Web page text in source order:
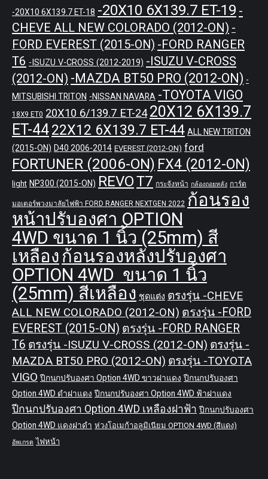
-20X10 6X139.7 ET-18 -20X10 6X139.7 ET-19 -
CHEVE ALL NEW COLORADO (2012-ON) -
FORD EVEREST (2015-ON) -FORD RANGER
T6 -ISUZU V-CROSS (2012-2019) -ISUZU V-CROSS
(2012-ON) -MAZDA BT50 PRO (2012-ON) -
MITSUBISHI TRITON -NISSAN NAVARA -TOYOTA VIGO
18X9 ET0 20X10 6/139.7 ET-24 20X12 6X139.7
ET-4422X12 6X139.7 ET-44 ALL NEW TRITON
(2015-ON) D40 2006-2014 EVEREST (2012-ON) ford
FORTUNER (2006-ON) FX4 (2012-ON)
light NP300 (2015-ON) REVOT7 กระจังหน้า กล้องถอยหลัง การ์ด
มอเตอร์พวงมาลัยไฟฟ้า FORD RANGER NEXTGEN 2022 ก้อนรอง
หน้าปรับองศา OPTION
4WD ขนาด 1 นิ้ว (25mm) สี
เหลือง ก้อนรองหลังปรับองศา
OPTION 4WD ขนาด 1 นิ้ว
(25mm) สีเหลือง ชุดแต่ง ตรงรุ่น -CHEVE
ALL NEW COLORADO (2012-ON) ตรงรุ่น -FORD
EVEREST (2015-ON) ตรงรุ่น -FORD RANGER
T6 ตรงรุ่น -ISUZU V-CROSS (2012-ON) ตรงรุ่น -
MAZDA BT50 PRO (2012-ON) ตรงรุ่น -TOYOTA
VIGO ปีกนกปรับองศา Option 4WD ขาวฝาแดง ปีกนกปรับองศา
Option 4WD ดำฝาแดง ปีกนกปรับองศา Option 4WD ฟ้าฝาแดง
ปีกนกปรับองศา Option 4WD เหลืองฝาฟ้า ปีกนกปรับองศา
Option 4WD แดงฝาดำ ห่วงโอเมก้าอลูมิเนียม OPTION 4WD (สีแดง)
อัพเกรด ไฟหน้า